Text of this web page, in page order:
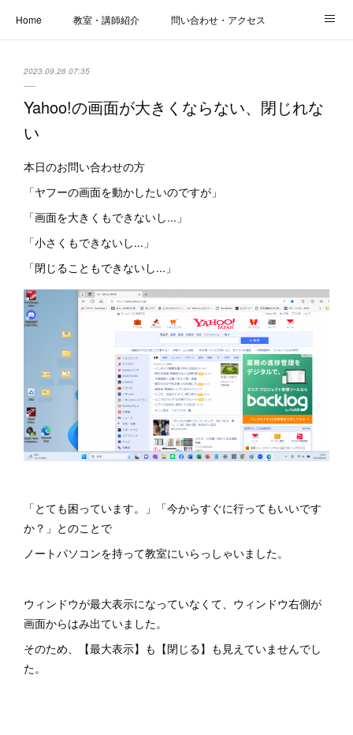
Home 教室・講師紹介 問い合わせ・アクセス
2023.09.26 07:35
Yahoo!の画面が大きくならない、閉じれな
い
本日のお問い合わせの方
「ヤフーの画面を動かしたいのですが」
「画面を大きくもできないし...」
「小さくもできないし...」
「閉じることもできないし...」
「とても困っています。」「今からすぐに行ってもいいです
か？」とのことで
ノートパソコンを持って教室にいらっしゃいました。
ウィンドウが最大表示になっていなくて、ウィンドウ右側が
画面からはみ出ていました。
そのため、【最大表示】も【閉じる】も見えていませんでし
た。